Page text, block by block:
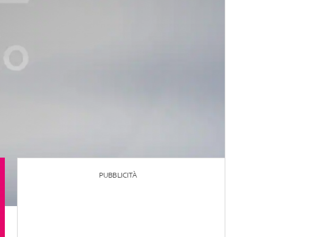
PUBBLICITÀ